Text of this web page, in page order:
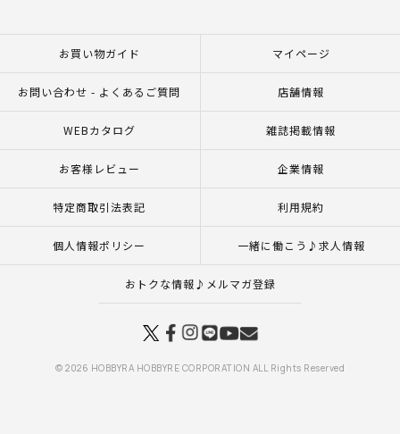
お買い物ガイド マイページ
お問い合わせ - よくあるご質問 店舗情報
WEBカタログ 雑誌掲載情報
お客様レビュー 企業情報
特定商取引法表記 利用規約
個人情報ポリシー 一緒に働こう♪求人情報
おトクな情報♪メルマガ登録
© 2026 HOBBYRA HOBBYRE CORPORATION ALL Rights Reserved